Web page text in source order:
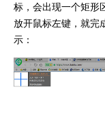
标，会出现一个矩形
放开鼠标左键，就完
示：